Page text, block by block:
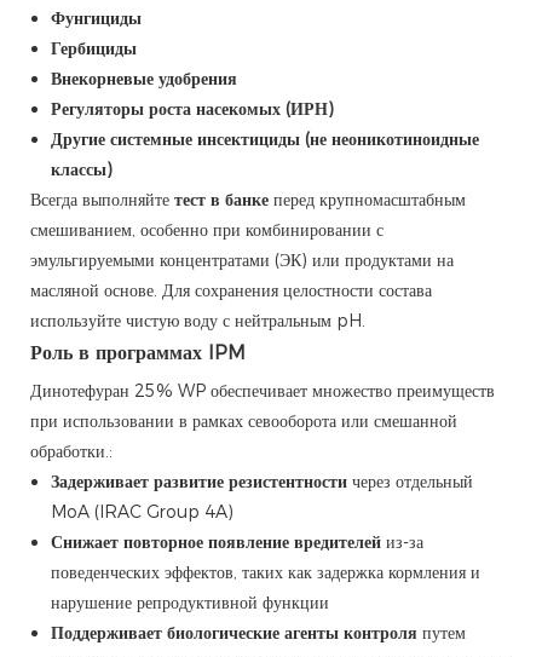
Фунгициды
Гербициды
Внекорневые удобрения
Регуляторы роста насекомых (ИРН)
Другие системные инсектициды (не неоникотиноидные
классы)
Всегда выполняйте тест в банке перед крупномасштабным
смешиванием, особенно при комбинировании с
эмульгируемыми концентратами (ЭК) или продуктами на
масляной основе. Для сохранения целостности состава
используйте чистую воду с нейтральным pH.
Роль в программах IPM
Динотефуран 25% WP обеспечивает множество преимуществ
при использовании в рамках севооборота или смешанной
обработки.:
Задерживает развитие резистентности через отдельный
MoA (IRAC Group 4A)
Снижает повторное появление вредителей из-за
поведенческих эффектов, таких как задержка кормления и
нарушение репродуктивной функции
Поддерживает биологические агенты контроля путем